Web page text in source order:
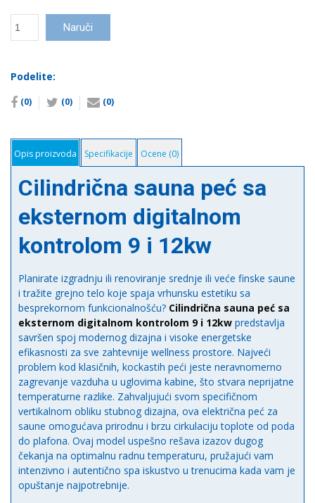
Cilindrična
eksternom
digitalnom
kontrolom
i
12kw
количина
Naruči
Podelite:
(0) (0) (0)
Opis proizvoda Specifikacije Ocene (0)
Cilindrična sauna peć sa
eksternom digitalnom
kontrolom 9 i 12kw
Planirate izgradnju ili renoviranje srednje ili veće finske saune
i tražite grejno telo koje spaja vrhunsku estetiku sa
besprekornom funkcionalnošću? Cilindrična sauna peć sa
eksternom digitalnom kontrolom 9 i 12kw predstavlja
savršen spoj modernog dizajna i visoke energetske
efikasnosti za sve zahtevnije wellness prostore. Najveći
problem kod klasičnih, kockastih peći jeste neravnomerno
zagrevanje vazduha u uglovima kabine, što stvara neprijatne
temperaturne razlike. Zahvaljujući svom specifičnom
vertikalnom obliku stubnog dizajna, ova električna peć za
saune omogućava prirodnu i brzu cirkulaciju toplote od poda
do plafona. Ovaj model uspešno rešava izazov dugog
čekanja na optimalnu radnu temperaturu, pružajući vam
intenzivno i autentično spa iskustvo u trenucima kada vam je
opuštanje najpotrebnije.